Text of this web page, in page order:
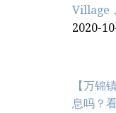
Village
2020-
【万锦
息吗？